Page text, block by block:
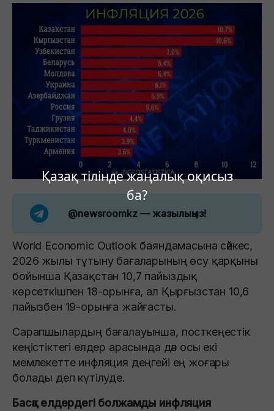
Қазақ тілінде жаңалық оқисыз
ба?
@newsroomkz — жазылыңыз!
World Economic Outlook баяндамасына сәйкес,
2026 жылы тұтыну бағаларының өсу қарқыны
бойынша Қазақстан 10,7 пайыздық
көрсеткішпен 18-орынға, ал Қырғызстан 10,6
пайызбен 19-орынға жайғасты.
Сарапшылардың бағалауынша, посткеңестік
кеңістіктегі елдер арасында дәл осы екі
мемлекетте инфляция деңгейі ең жоғары
болады деп күтілуде.
Басқа елдердегі болжамды инфляция